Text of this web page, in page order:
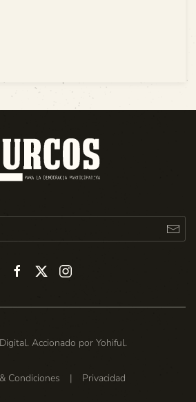
Accionado por Yohiful.
Condiciones | Privacidad